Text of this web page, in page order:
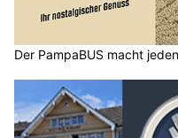
Der PampaBUS macht